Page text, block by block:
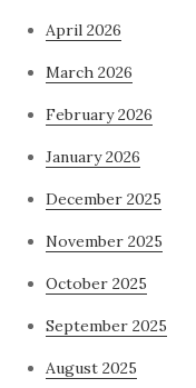
April 2026
March 2026
February 2026
January 2026
December 2025
November 2025
October 2025
September 2025
August 2025